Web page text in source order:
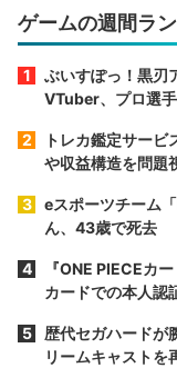
ゲームの週間ラ
ぶいすぽっ！黒
VTuber、プロ選
トレカ鑑定サー
や収益構造を問題
eスポーツチーム
ん、43歳で死去
『ONE PIECEカ
カードでの本人認
歴代セガハードが
リームキャストを